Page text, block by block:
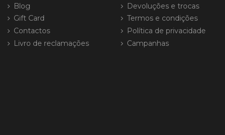
Blog
Gift Card
Contactos
Livro de reclamações
Devoluções e trocas
Termos e condições
Política de privacidade
Campanhas